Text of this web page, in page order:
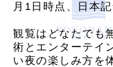
月1日時点、日本
観覧はどなたでも
術とエンターテイ
い夜の楽しみ方を